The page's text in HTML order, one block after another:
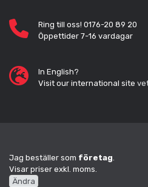
Ring till oss! 0176-20 89 20
Öppettider 7-16 vardagar
In English?
Visit our international site
Jag beställer som företag
Visar priser exkl. moms.
Ändra